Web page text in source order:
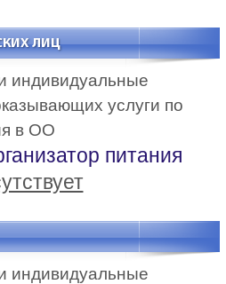
лиц
индивидуальные
услуги по
в ОО
питания
индивидуальные